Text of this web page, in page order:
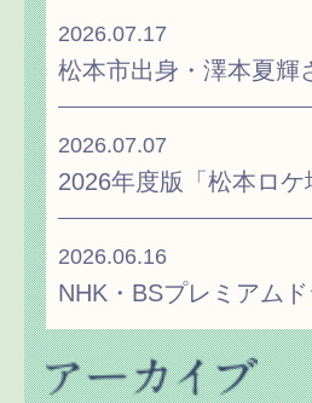
2026.07.17
松本市出身・澤本夏輝
2026.07.07
2026年度版「松本ロ
2026.06.16
NHK・BSプレミアム